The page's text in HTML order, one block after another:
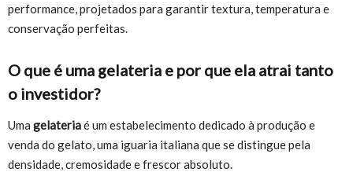
performance, projetados para garantir textura, temperatura e
conservação perfeitas.
O que é uma gelateria e por que ela atrai tanto
o investidor?
Uma gelateriaé um estabelecimento dedicado à produção e
venda do gelato, uma iguaria italiana que se distingue pela
densidade, cremosidade e frescor absoluto.